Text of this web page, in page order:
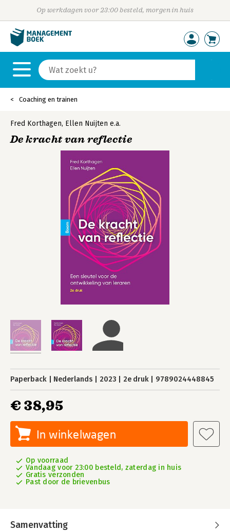
Op werkdagen voor 23:00 besteld, morgen in huis
Coaching en trainen
Fred Korthagen, Ellen Nuijten e.a.
De kracht van reflectie
Paperback Nederlands 2023 2e druk 9789024448845
€ 38,95
In winkelwagen
Op voorraad
Vandaag voor 23:00 besteld, zaterdag in huis
Gratis verzonden
Past door de brievenbus
Samenvatting